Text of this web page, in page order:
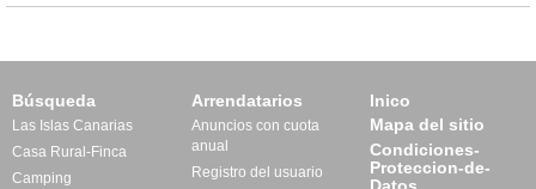
Búsqueda
Las Islas Canarias
Casa Rural-Finca
Camping
Arrendatarios
Anuncios con cuota
anual
Registro del usuario
Inico
Mapa del sitio
Condiciones-
Proteccion-de-